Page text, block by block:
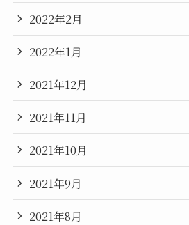
2022年2月
2022年1月
2021年12月
2021年11月
2021年10月
2021年9月
2021年8月